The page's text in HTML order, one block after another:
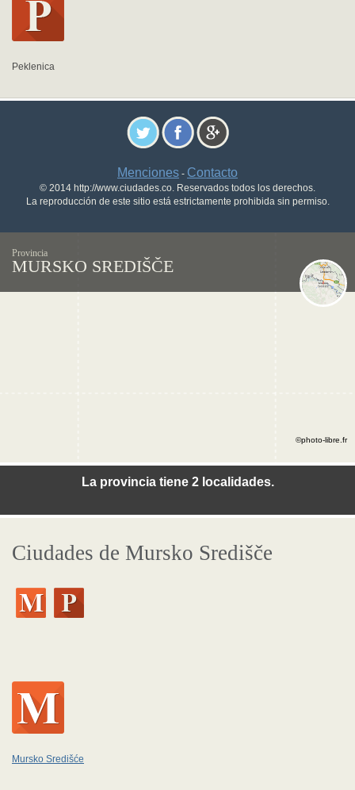
Peklenica
Menciones - Contacto
© 2014 http://www.ciudades.co. Reservados todos los derechos.
La reproducción de este sitio está estrictamente prohibida sin permiso.
Provincia
MURSKO SREDIŠČE
La provincia tiene 2 localidades.
©photo-libre.fr
Ciudades de Mursko Središče
Mursko Središće